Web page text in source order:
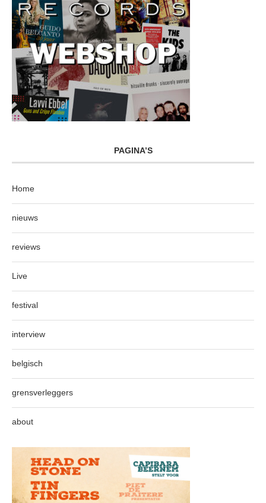
PAGINA’S
Home
nieuws
reviews
Live
festival
interview
belgisch
grensverleggers
about